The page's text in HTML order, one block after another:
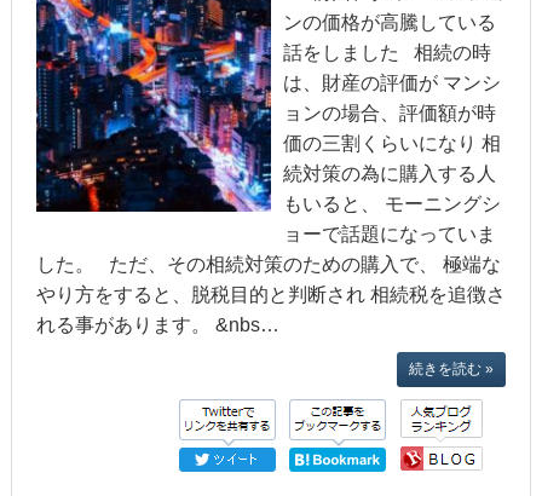
ンの価格が高騰している
話をしました 相続の時
は、財産の評価が マンシ
ョンの場合、評価額が時
価の三割くらいになり 相
続対策の為に購入する人
もいると、 モーニングシ
ョーで話題になっていま
した。 ただ、その相続対策のための購入で、 極端な
やり方をすると、脱税目的と判断され 相続税を追徴さ
れる事があります。 &nbs…
続きを読む »